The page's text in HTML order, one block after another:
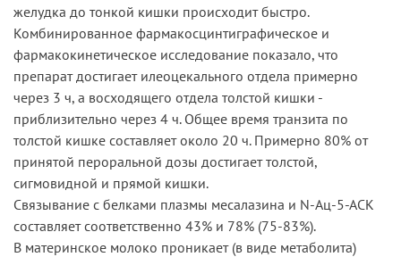
желудка до тонкой кишки происходит быстро.
Комбинированное фармакосцинтиграфическое и
фармакокинетическое исследование показало, что
препарат достигает илеоцекального отдела примерно
через 3 ч, а восходящего отдела толстой кишки -
приблизительно через 4 ч. Общее время транзита по
толстой кишке составляет около 20 ч. Примерно 80% от
принятой пероральной дозы достигает толстой,
сигмовидной и прямой кишки.
Связывание с белками плазмы месалазина и N-Aц-5-АСК
составляет соответственно 43% и 78% (75-83%).
В материнское молоко проникает (в виде метаболита)